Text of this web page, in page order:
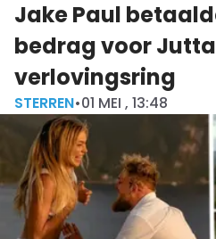
Jake Paul
bedrag voor
verlovingsring
STERREN•01 MEI , 13:48